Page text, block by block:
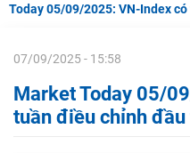
Today 05/09/2025: VN-Index
07/09/2025 - 15:58
Market Today 05/
tuần điều chỉnh